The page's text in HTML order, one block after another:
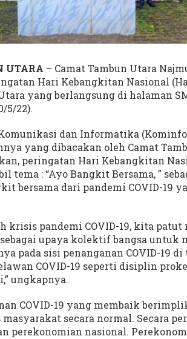
i
m
p
i
U
p
a
c
a
r
H
a
r
k
i
t
s
d
i
S
M
A
T
a
m
b
UTARA – Camat Tambun Utara
Hari Kebangkitan Nasional
yang berlangsung di halaman
5/22).
dan Informatika
yang dibacakan oleh Camat
peringatan Hari Kebangkitan
tema : “Ayo Bangkit Bersama, ”
bersama dari pandemi COVID-19
krisis pandemi COVID-19, kita
upaya kolektif bangsa untuk
pada sisi penanganan COVID-19
COVID-19 seperti disiplin
ungkapnya.
COVID-19 yang membaik
secara normal. Secara
perekonomian nasional.